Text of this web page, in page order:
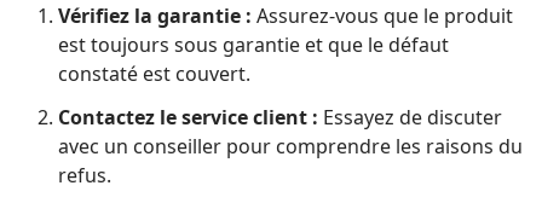
Vérifiez la garantie : Assurez-vous que le produit
est toujours sous garantie et que le défaut
constaté est couvert.
Contactez le service client : Essayez de discuter
avec un conseiller pour comprendre les raisons du
refus.